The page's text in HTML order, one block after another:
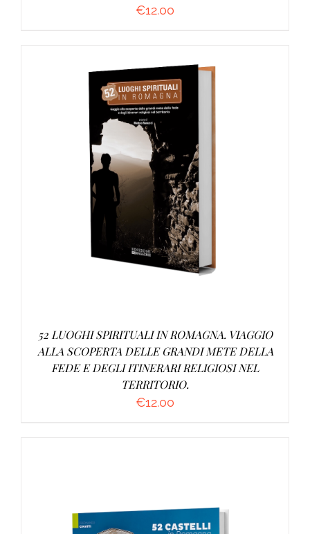
€12.00
AGGIUNGI AL CARRELLO /
52 LUOGHI SPIRITUALI IN ROMAGNA. VIAGGIO
ALLA SCOPERTA DELLE GRANDI METE DELLA
FEDE E DEGLI ITINERARI RELIGIOSI NEL
TERRITORIO.
€12.00